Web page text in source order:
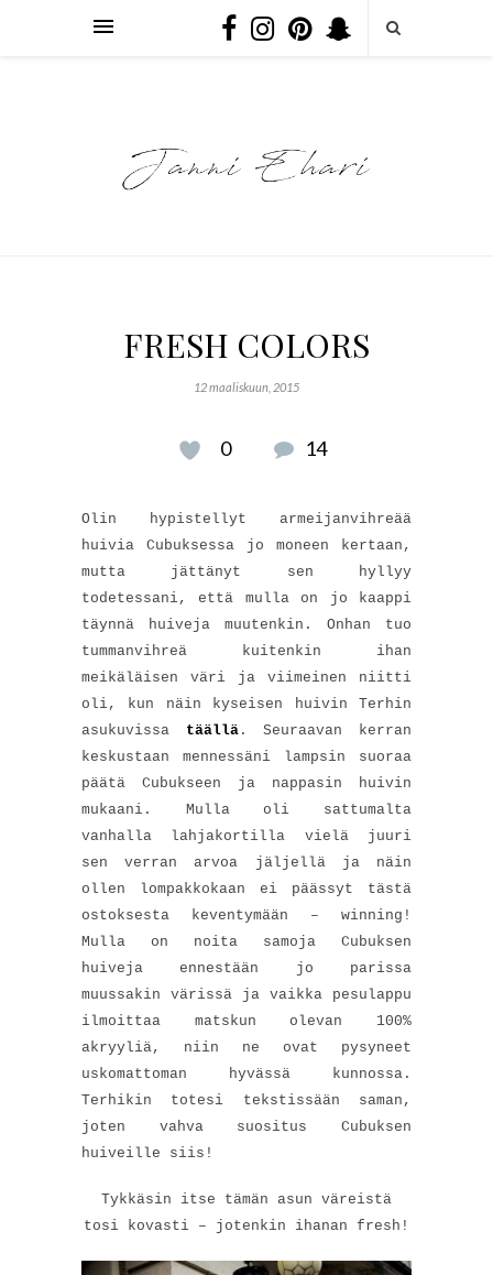
FRESH COLORS
12 maaliskuun, 2015
0 14
Olin hypistellyt armeijanvihreää
huivia Cubuksessa jo moneen kertaan,
mutta jättänyt sen hyllyy
todetessani, että mulla on jo kaappi
täynnä huiveja muutenkin. Onhan tuo
tummanvihreä kuitenkin ihan
meikäläisen väri ja viimeinen niitti
oli, kun näin kyseisen huivin Terhin
asukuvissa täällä. Seuraavan kerran
keskustaan mennessäni lampsin suoraa
päätä Cubukseen ja nappasin huivin
mukaani. Mulla oli sattumalta
vanhalla lahjakortilla vielä juuri
sen verran arvoa jäljellä ja näin
ollen lompakkokaan ei päässyt tästä
ostoksesta keventymään – winning!
Mulla on noita samoja Cubuksen
huiveja ennestään jo parissa
muussakin värissä ja vaikka pesulappu
ilmoittaa matskun olevan 100%
akryyliä, niin ne ovat pysyneet
uskomattoman hyvässä kunnossa.
Terhikin totesi tekstissään saman,
joten vahva suositus Cubuksen
huiveille siis!
Tykkäsin itse tämän asun väreistä
tosi kovasti – jotenkin ihanan fresh!